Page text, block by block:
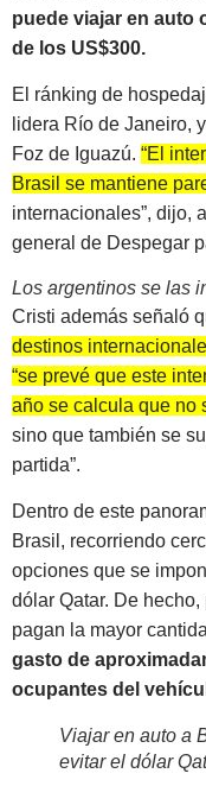
puede viajar en auto
de los US$300.
El ránking de
lidera Río de Janeiro,
Foz de Iguazú. “El
Brasil se mantiene
internacionales”, dijo,
general de Despegar
Los argentinos se las
Cristi además señaló
destinos
“se prevé que este
año se calcula que no
sino que también se
partida”.
Dentro de este
Brasil, recorriendo
opciones que se
dólar Qatar. De
pagan la mayor
gasto de
ocupantes del
Viajar en auto a
evitar el dólar